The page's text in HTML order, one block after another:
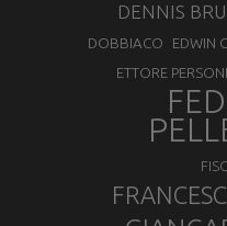
DENNIS
DOBBIACO EDWIN
ETTORE